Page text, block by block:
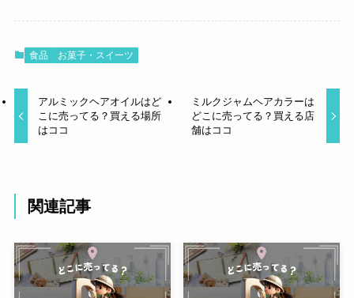
食品 お菓子・スイーツ
アルミックヘアオイルはど
こに売ってる？買える場所
はココ
ミルクジャムヘアカラーは
どこに売ってる？買える店
舗はココ
関連記事